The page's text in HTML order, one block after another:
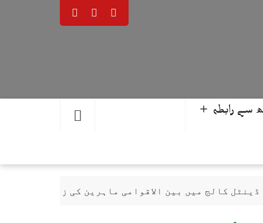
سے رابطہ ＋
میں بین الاقوامی ماہرین کی زیرِ نگرانی اے آئی